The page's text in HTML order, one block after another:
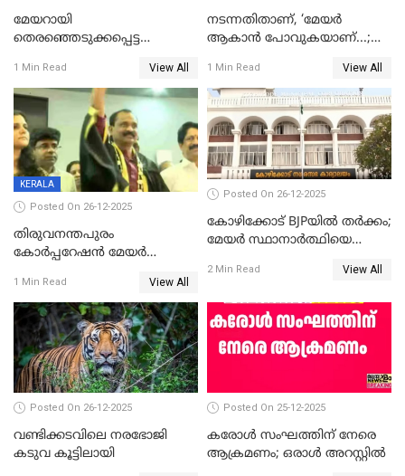
മേയറായി
തെരഞ്ഞെടുക്കപ്പെട്ട
ആദ്യ വോട്ട് അസാധു; കണ്ണൂർ
ഡെപ്യൂട്ടി മേയർ സ്ഥാനത്ത്
താഹിറിന് വിജയം
1 Min Read View All
നടന്നതിതാണ്, ‘മേയർ
ആകാൻ പോവുകയാണ്...;
മുഖ്യമന്ത്രിയുടെ ഓഫീസ്
തന്നെ വിശദീകരിയ്ക്കുന്നു;
സത്യമിതാണ്
1 Min Read View All
KERALA
Posted On 26-12-2025
തിരുവനന്തപുരം
കോര്‍പ്പറേഷന്‍ മേയര്‍
ഹൈക്കോടതിയിലേക്ക്;
സത്യപ്രതിജ്ഞ ചടങ്ങില്‍
ചട്ടലംഘനമെന്ന് പാർട്ടി
1 Min Read View All
Posted On 26-12-2025
കോഴിക്കോട് BJPയിൽ തർക്കം;
മേയർ സ്ഥാനാർത്ഥിയെ
2 Min Read View All
Posted On 26-12-2025
വണ്ടിക്കടവിലെ നരഭോജി
കടുവ കൂട്ടിലായി
Posted On 25-12-2025
കരോള്‍ സംഘത്തിന് നേരെ
ആക്രമണം; ഒരാള്‍ അറസ്റ്റില്‍